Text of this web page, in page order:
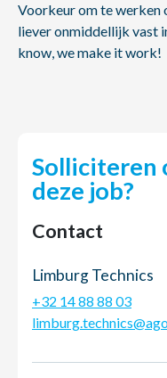
Voorkeur om te werken
liever onmiddellijk vast
know, we make it work!
Solliciteren
deze job?
Contact
Limburg Technics
+32 14 88 88 03